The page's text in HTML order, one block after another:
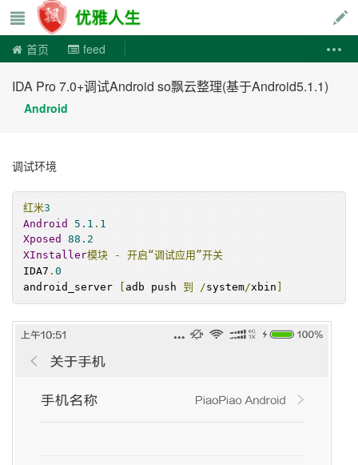
首页 feed
IDA Pro 7.0+调试Android so飘云整理(基于Android5.1.1)
Android
调试环境
红米3
Android
5.1 . 1
Xposed
88.2
XInstaller模块 -
开启“调试应用”开关
IDA7 .0
android_server
adb push 到 /system/xbin